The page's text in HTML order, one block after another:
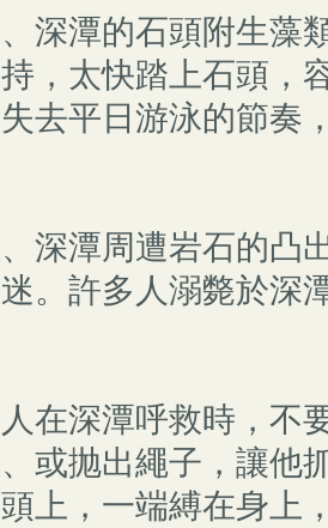
深潭的石頭附生藻
，太快踏上石頭，
去平日游泳的節奏
深潭周遭岩石的凸
。許多人溺斃於深
在深潭呼救時，不
或抛出繩子，讓他
上，一端縛在身上